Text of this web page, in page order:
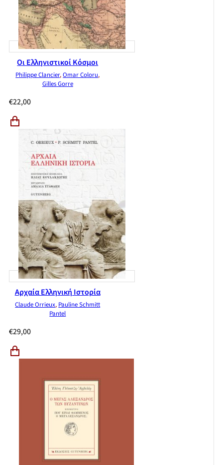
Οι Ελληνιστικοί Κόσμοι
Philippe Clancier,Omar Coloru,
Gilles Gorre
€22,00
Αρχαία Ελληνική Ιστορία
Claude Orrieux, Pauline Schmitt
Pantel
€29,00